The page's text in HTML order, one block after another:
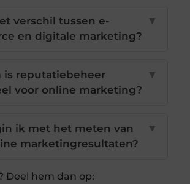
verschil tussen e-
en digitale marketing?
▼
is reputatiebeheer
voor online marketing?
▼
ik met het meten van
marketingresultaten?
▼
Deel hem dan op: